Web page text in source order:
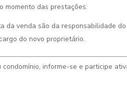
momento das prestações:
da venda são da responsabilidade
do novo proprietário.
informe-se e participe